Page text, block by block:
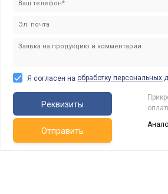
Я согласен на обработку персональных
Реквизиты
Отправить